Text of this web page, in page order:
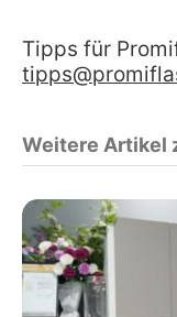
Tipps für
Weitere Artikel